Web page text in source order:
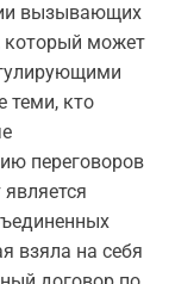
вызывающих
который может
теми, кто
переговоров
взяла на себя